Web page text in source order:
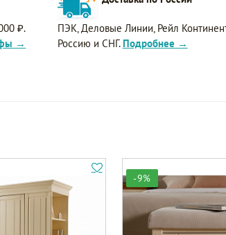
₽.
→
ПЭК, Деловые Линии, Рейл
Россию и СНГ. Подробнее →
-9%